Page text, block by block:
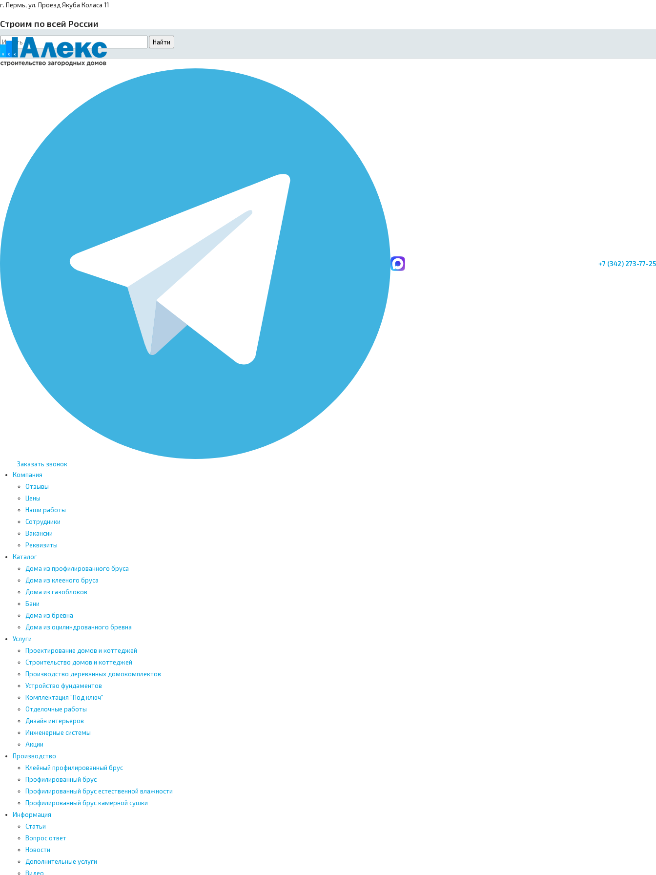
г. Пермь, ул. Проезд Якуба Коласа 11
Строим по всей России
+7 (342) 273-77-25
Заказать звонок
Компания
Отзывы
Цены
Наши работы
Сотрудники
Вакансии
Реквизиты
Каталог
Дома из профилированного бруса
Дома из клееного бруса
Дома из газоблоков
Бани
Дома из бревна
Дома из оцилиндрованного бревна
Услуги
Проектирование домов и коттеджей
Строительство домов и коттеджей
Производство деревянных домокомплектов
Устройство фундаментов
Комплектация "Под ключ"
Отделочные работы
Дизайн интерьеров
Инженерные системы
Акции
Производство
Клеёный профилированный брус
Профилированный брус
Профилированный брус естественной влажности
Профилированный брус камерной сушки
Информация
Статьи
Вопрос ответ
Новости
Дополнительные услуги
Видео